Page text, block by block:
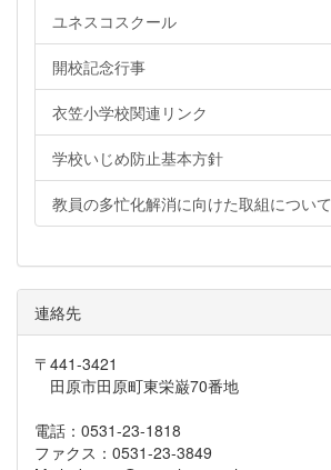
ユネスコスクール
開校記念行事
衣笠小学校関連リンク
学校いじめ防止基本方針
教員の多忙化解消に向けた取組について
連絡先
〒441-3421
田原市田原町東栄巌70番地
電話：0531-23-1818
ファクス：0531-23-3849